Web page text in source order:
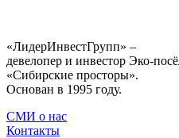
«ЛидерИнвестГрупп» –
девелопер и инвестор Эко-
«Сибирские просторы».
Основан в 1995 году.
СМИ о нас
Контакты